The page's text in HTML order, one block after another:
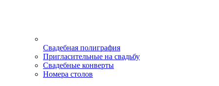
Свадебная полиграфия
Пригласительные на свадьбу
Свадебные конверты
Номера столов